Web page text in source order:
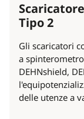
Tipo 2
Gli scaricatori
a
DEHNshield,
delle utenze a